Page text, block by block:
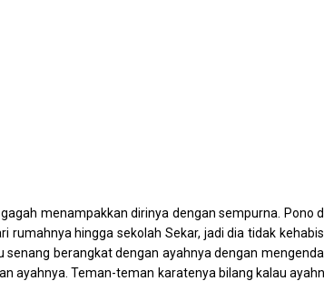
menampakkan dirinya dengan sempurna. Pono
hingga sekolah Sekar, jadi dia tidak
berangkat dengan ayahnya dengan
ayahnya. Teman-teman karatenya bilang kalau